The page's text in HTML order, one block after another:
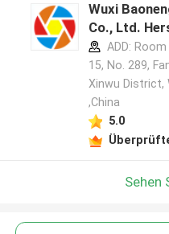
Wuxi
Co., Ltd.
ADD:
15, No. 289,
Xinwu District,
,China
5.0
Sehen